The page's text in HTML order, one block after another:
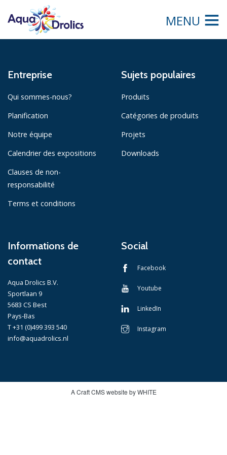
MENU
Entreprise
Qui sommes-nous?
Planification
Notre équipe
Calendrier des expositions
Clauses de non-
responsabilité
Terms et conditions
Sujets populaires
Produits
Catégories de produits
Projets
Downloads
Informations de
contact
Aqua Drolics B.V.
Sportlaan 9
5683 CS Best
Pays-Bas
T +31 (0)499 393 540
info@aquadrolics.nl
Social
Facebook
Youtube
LinkedIn
Instagram
A Craft CMS website by WHITE